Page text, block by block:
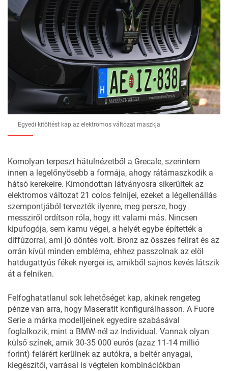
Egyedi kitöltést kap az elektromos változat maszkja
Komolyan terpeszt hátulnézetből a Grecale, szerintem
innen a legelőnyösebb a formája, ahogy rátámaszkodik a
hátsó kerekeire. Kimondottan látványosra sikerültek az
elektromos változat 21 colos felnijei, ezeket a légellenállás
szempontjából tervezték ilyenre, meg persze, hogy
messziről ordítson róla, hogy itt valami más. Nincsen
kipufogója, sem kamu végei, a helyét egybe építették a
diffúzorral, ami jó döntés volt. Bronz az összes felirat és az
orrán kívül minden embléma, ehhez passzolnak az elöl
hatdugattyús fékek nyergei is, amikből sajnos kevés látszik
át a felniken.
Felfoghatatlanul sok lehetőséget kap, akinek rengeteg
pénze van arra, hogy Maseratit konfigurálhasson. A Fuore
Serie a márka modelljeinek egyedire szabásával
foglalkozik, mint a BMW-nél az Individual. Vannak olyan
külső színek, amik 30-35 000 eurós (azaz 11-14 millió
forint) felárért kerülnek az autókra, a beltér anyagai,
kiegészítői, varrásai is végtelen kombinációkban